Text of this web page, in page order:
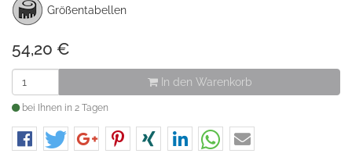
Größentabellen
54,20 €
In den Warenkorb
bei Ihnen in 2 Tagen